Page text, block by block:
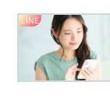
LINE